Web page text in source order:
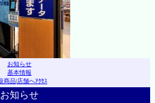
お知らせ
基本情報
商品|店舗へｱｸｾｽ
お知らせ